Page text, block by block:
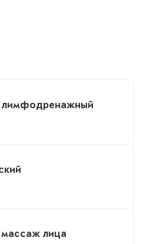
лимфодренажный
лица